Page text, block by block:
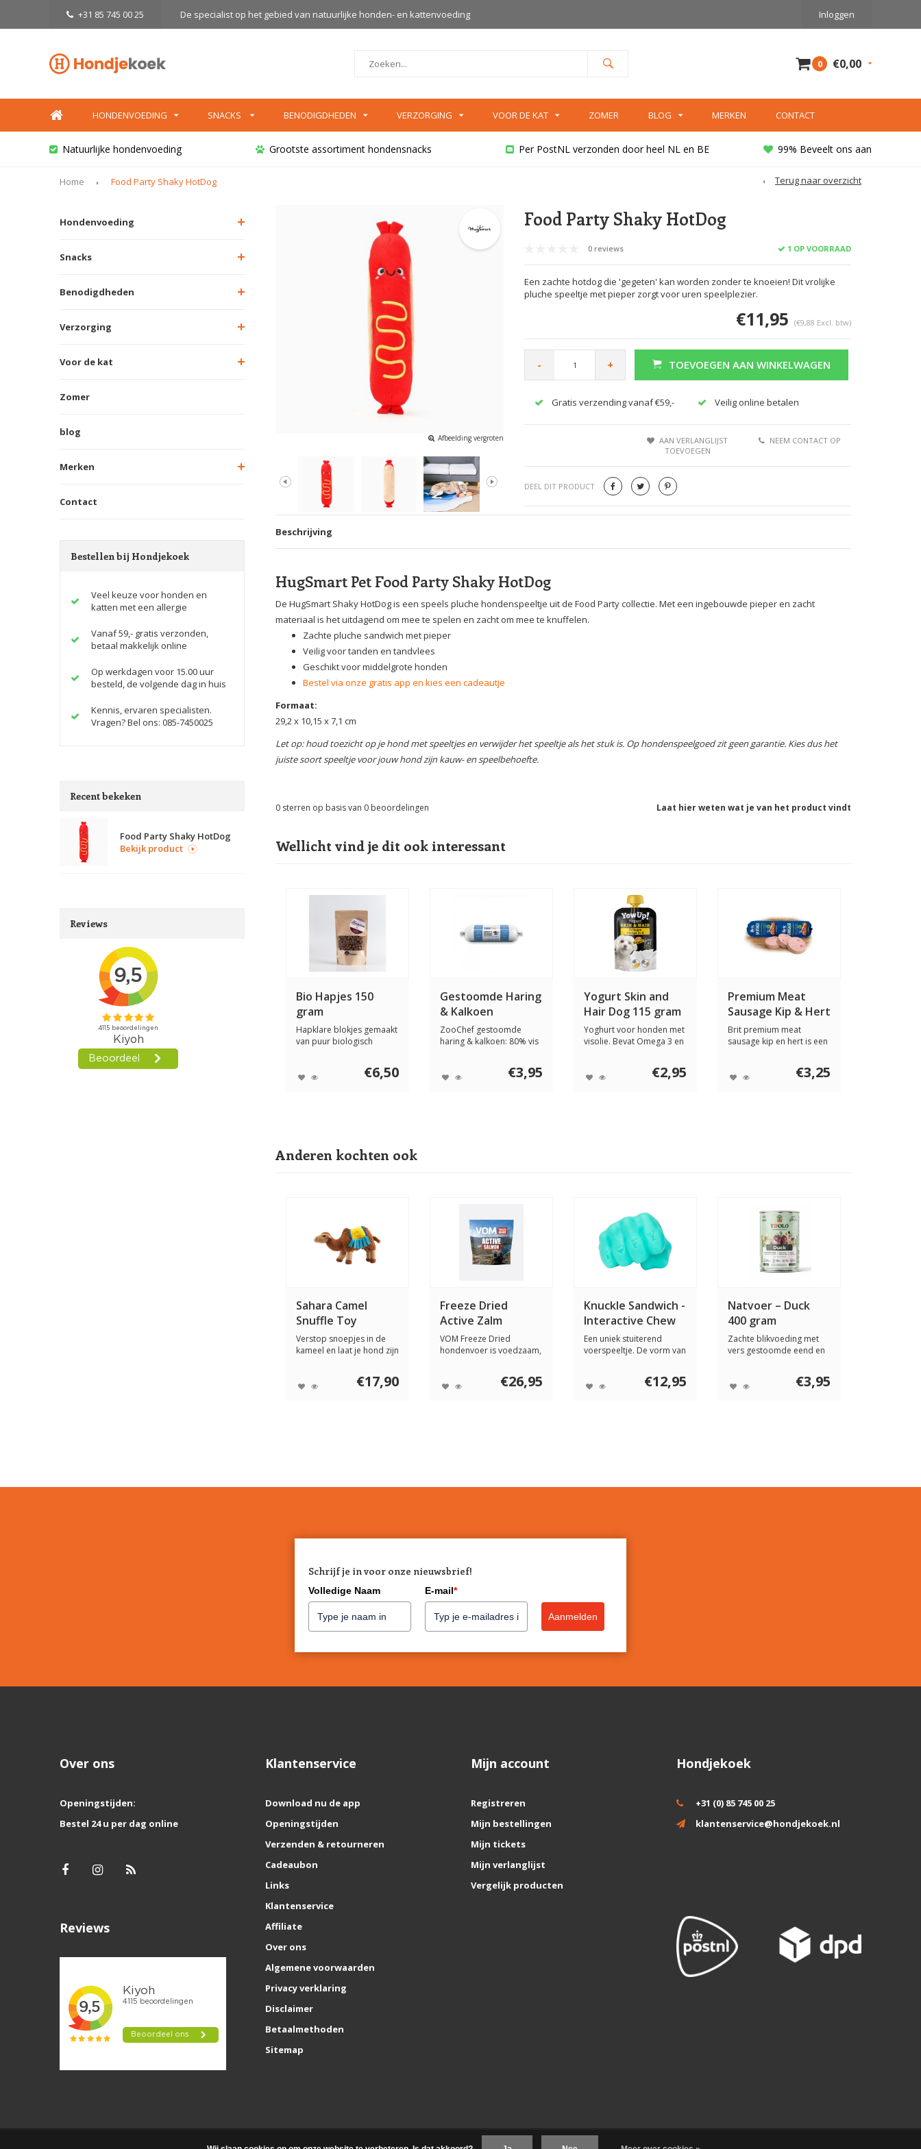
+31 85 745 00 25 De specialist op het gebied van natuurlijke honden- en kattenvoeding Inloggen
0 €0,00
HONDENVOEDING SNACKS BENODIGDHEDEN VERZORGING VOOR DE KAT ZOMER BLOG MERKEN CONTACT
Natuurlijke hondenvoeding Grootste assortiment hondensnacks Per PostNL verzonden door heel NL en BE 99% Beveelt ons aan
Home Food Party Shaky HotDog Terug naar overzicht
Hondenvoeding
Snacks
Benodigdheden
Verzorging
Voor de kat
Zomer
blog
Merken
Contact
Bestellen bij Hondjekoek
Veel keuze voor honden en
katten met een allergie
Vanaf 59,- gratis verzonden,
betaal makkelijk online
Op werkdagen voor 15.00 uur
besteld, de volgende dag in huis
Kennis, ervaren specialisten.
Vragen? Bel ons: 085-7450025
Recent bekeken
Food Party Shaky HotDog
Bekijk product
Reviews
Afbeelding vergroten Afbeelding vergroten
Food Party Shaky HotDog
0 reviews 1 OP VOORRAAD
Een zachte hotdog die 'gegeten' kan worden zonder te knoeien! Dit vrolijke
pluche speeltje met pieper zorgt voor uren speelplezier.
€11,95 (€9,88 Excl. btw)
- + TOEVOEGEN AAN WINKELWAGEN
Gratis verzending vanaf €59,- Veilig online betalen
AAN VERLANGLIJST
TOEVOEGEN
NEEM CONTACT OP
DEEL DIT PRODUCT
Beschrijving
HugSmart Pet Food Party Shaky HotDog
De HugSmart Shaky HotDog is een speels pluche hondenspeeltje uit de Food Party collectie. Met een ingebouwde pieper en zacht
materiaal is het uitdagend om mee te spelen en zacht om mee te knuffelen.
Zachte pluche sandwich met pieper
Veilig voor tanden en tandvlees
Geschikt voor middelgrote honden
Bestel via onze gratis app en kies een cadeautje
Formaat:
29,2 x 10,15 x 7,1 cm
Let op: houd toezicht op je hond met speeltjes en verwijder het speeltje als het stuk is. Op hondenspeelgoed zit geen garantie. Kies dus het
juiste soort speeltje voor jouw hond zijn kauw- en speelbehoefte.
Laat hier weten wat je van het product vindt
0 sterren op basis van 0 beoordelingen
Wellicht vind je dit ook interessant
Bio Hapjes 150
gram
Hapklare blokjes gemaakt
van puur biologisch
€6,50
Gestoomde Haring
& Kalkoen
Compleet 600
gram
ZooChef gestoomde
haring & kalkoen: 80% vis
€3,95
Yogurt Skin and
Hair Dog 115 gram
Yoghurt voor honden met
visolie. Bevat Omega 3 en
€2,95
Premium Meat
Sausage Kip & Hert
800 gram
Brit premium meat
sausage kip en hert is een
€3,25
Anderen kochten ook
Sahara Camel
Snuffle Toy
Verstop snoepjes in de
kameel en laat je hond zijn
€17,90
Freeze Dried
Active Zalm
VOM Freeze Dried
hondenvoer is voedzaam,
€26,95
Knuckle Sandwich -
Interactive Chew
Toy
Een uniek stuiterend
voerspeeltje. De vorm van
€12,95
Natvoer – Duck
400 gram
Zachte blikvoeding met
vers gestoomde eend en
€3,95
Schrijf je in voor onze nieuwsbrief!
Volledige Naam E-mail*
Aanmelden
Over ons
Openingstijden:
Bestel 24 u per dag online
Reviews
Klantenservice
Download nu de app
Openingstijden
Verzenden & retourneren
Cadeaubon
Links
Klantenservice
Affiliate
Over ons
Algemene voorwaarden
Privacy verklaring
Disclaimer
Betaalmethoden
Sitemap
Mijn account
Registreren
Mijn bestellingen
Mijn tickets
Mijn verlanglijst
Vergelijk producten
Hondjekoek
+31 (0) 85 745 00 25
klantenservice@hondjekoek.nl